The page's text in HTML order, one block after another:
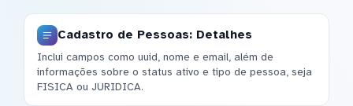
Cadastro de Pessoas: Detalhes
Inclui campos como uuid, nome e email, além de
informações sobre o status ativo e tipo de pessoa, seja
FISICA ou JURIDICA.